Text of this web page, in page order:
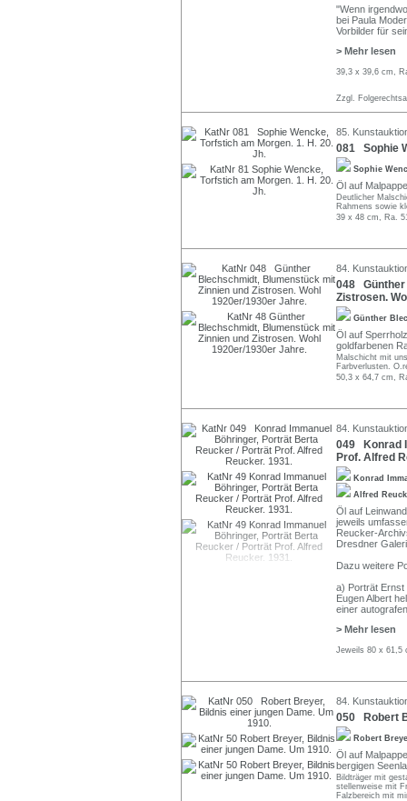
"Wenn
bei Paula
Vorbilder für
> Mehr lesen
39,3 x 39,6 cm,
Zzgl.
85.
081 Sophie
Sophie
Öl auf
Deutlicher
Rahmens sowie
39 x 48 cm, Ra.
84.
048 Günther
Zistrosen.
Günther
Öl auf
goldfarbenen
Malschicht mit
Farbverlusten.
50,3 x 64,7 cm,
84.
049 Konrad
Prof. Alfred
Konrad
Alfred
Öl auf
jeweils
Reucker-
Dresdner
Dazu weitere
a) Porträt
Eugen Albert
einer
> Mehr lesen
Jeweils 80 x 61,5
84.
050 Robert
Robert
Öl auf
bergigen
Bildträger mit
stellenweise mit
Falzbereich mit